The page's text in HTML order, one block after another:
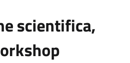
scientifica,